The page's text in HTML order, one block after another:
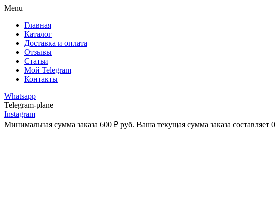
Menu
Главная
Каталог
Доставка и оплата
Отзывы
Статьи
Мой Telegram
Контакты
Whatsapp
Telegram-plane
Instagram
Минимальная сумма заказа 600 ₽ руб. Ваша текущая сумма заказа составляет 0